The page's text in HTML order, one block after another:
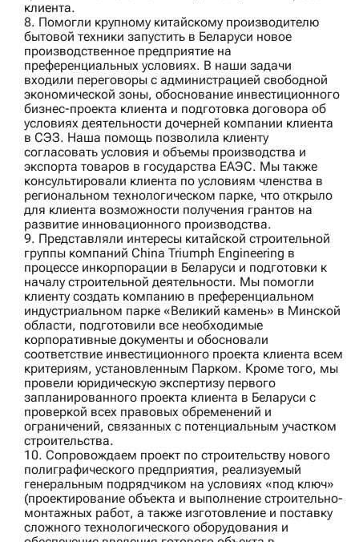
клиента.
8. Помогли крупному китайскому производителю
бытовой техники запустить в Беларуси новое
производственное предприятие на
преференциальных условиях. В наши задачи
входили переговоры с администрацией свободной
экономической зоны, обоснование инвестиционного
бизнес-проекта клиента и подготовка договора об
условиях деятельности дочерней компании клиента
в СЭЗ. Наша помощь позволила клиенту
согласовать условия и объемы производства и
экспорта товаров в государства ЕАЭС. Мы также
консультировали клиента по условиям членства в
региональном технологическом парке, что открыло
для клиента возможности получения грантов на
развитие инновационного производства.
9. Представляли интересы китайской строительной
группы компаний China Triumph Engineering в
процессе инкорпорации в Беларуси и подготовки к
началу строительной деятельности. Мы помогли
клиенту создать компанию в преференциальном
индустриальном парке «Великий камень» в Минской
области, подготовили все необходимые
корпоративные документы и обосновали
соответствие инвестиционного проекта клиента всем
критериям, установленным Парком. Кроме того, мы
провели юридическую экспертизу первого
запланированного проекта клиента в Беларуси с
проверкой всех правовых обременений и
ограничений, связанных с потенциальным участком
строительства.
10. Сопровождаем проект по строительству нового
полиграфического предприятия, реализуемый
генеральным подрядчиком на условиях «под ключ»
(проектирование объекта и выполнение строительно-
монтажных работ, а также изготовление и поставку
сложного технологического оборудования и